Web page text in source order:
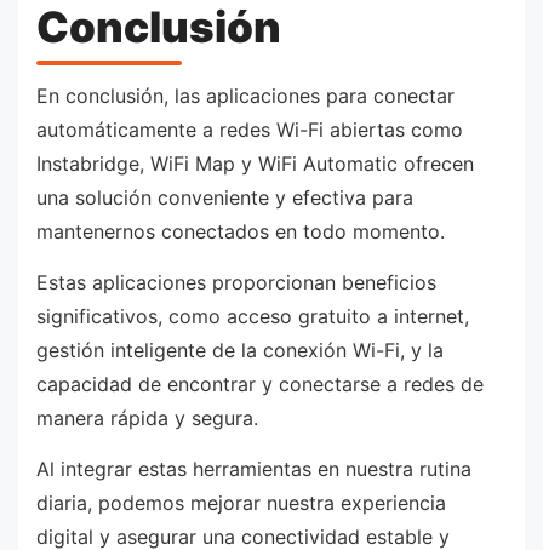
Conclusión
En conclusión, las aplicaciones para conectar
automáticamente a redes Wi-Fi abiertas como
Instabridge, WiFi Map y WiFi Automatic ofrecen
una solución conveniente y efectiva para
mantenernos conectados en todo momento.
Estas aplicaciones proporcionan beneficios
significativos, como acceso gratuito a internet,
gestión inteligente de la conexión Wi-Fi, y la
capacidad de encontrar y conectarse a redes de
manera rápida y segura.
Al integrar estas herramientas en nuestra rutina
diaria, podemos mejorar nuestra experiencia
digital y asegurar una conectividad estable y